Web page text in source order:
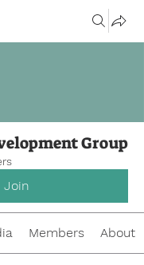
Group
Join
Members About